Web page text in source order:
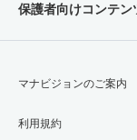
保護者向けコンテン
マナビジョンのご案内
利用規約